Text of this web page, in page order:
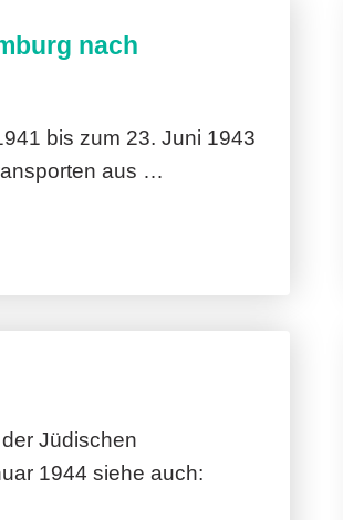
nach
bis zum 23. Juni 1943
aus …
Jüdischen
1944 siehe auch: